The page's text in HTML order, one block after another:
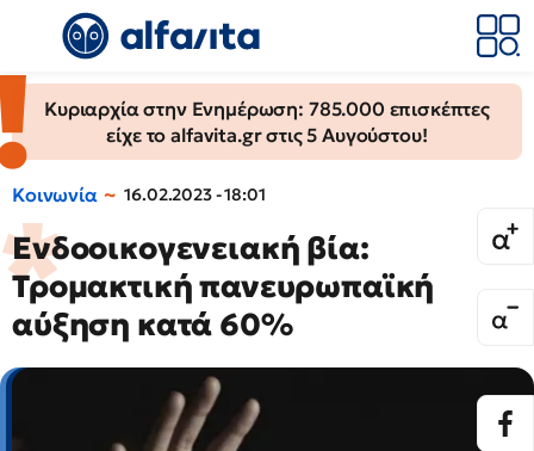
Κυριαρχία στην Ενημέρωση: 785.000 επισκέπτες
είχε το alfavita.gr στις 5 Αυγούστου!
Κοινωνία 16.02.2023 - 18:01
Eνδοοικογενειακή βία:
Τρομακτική πανευρωπαϊκή
αύξηση κατά 60%